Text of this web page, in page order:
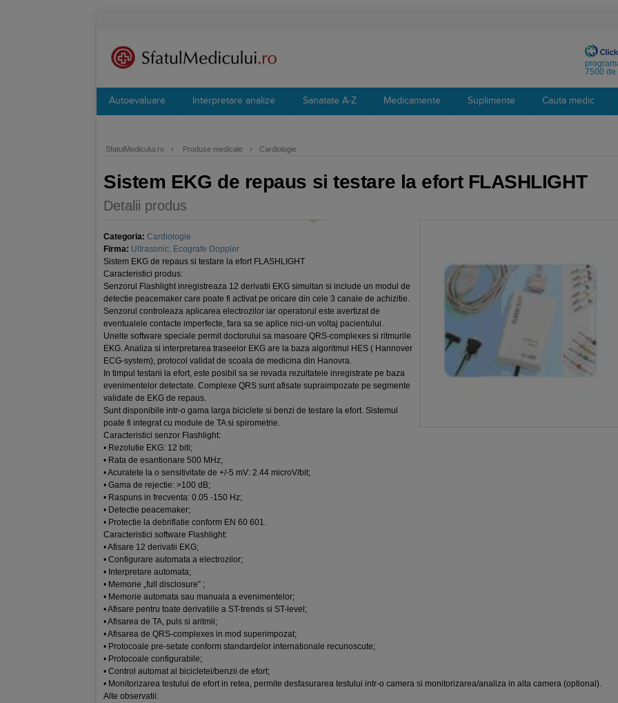
7500 de
Autoevaluare Interpretare analize Sanatate A-Z Medicamente Suplimente Cauta medic
SfatulMedicului.ro › Produse medicale › Cardiologie
Sistem EKG de repaus si testare la efort FLASHLIGHT
Detalii produs
Categoria: Cardiologie
Firma: Ultrasonic, Ecografe Doppler
Sistem EKG de repaus si testare la efort FLASHLIGHT
Caracteristici produs:
Senzorul Flashlight inregistreaza 12 derivatii EKG simultan si include un modul de
detectie peacemaker care poate fi activat pe oricare din cele 3 canale de achizitie.
Senzorul controleaza aplicarea electrozilor iar operatorul este avertizat de
eventualele contacte imperfecte, fara sa se aplice nici-un voltaj pacientului.
Unelte software speciale permit doctorului sa masoare QRS-complexes si ritmurile
EKG. Analiza si interpretarea traseelor EKG are la baza algoritmul HES ( Hannover
ECG-system), protocol validat de scoala de medicina din Hanovra.
In timpul testarii la efort, este posibil sa se revada rezultatele inregistrate pe baza
evenimentelor detectate. Complexe QRS sunt afisate supraimpozate pe segmente
validate de EKG de repaus.
Sunt disponibile intr-o gama larga biciclete si benzi de testare la efort. Sistemul
poate fi integrat cu module de TA si spirometrie.
Caracteristici senzor Flashlight:
• Rezolutie EKG: 12 biti;
• Rata de esantionare 500 MHz;
• Acuratete la o sensitivitate de +/-5 mV: 2.44 microV/bit;
• Gama de rejectie: >100 dB;
• Raspuns in frecventa: 0.05 -150 Hz;
• Detectie peacemaker;
• Protectie la debriflatie conform EN 60 601.
Caracteristici software Flashlight:
• Afisare 12 derivatii EKG;
• Configurare automata a electrozilor;
• Interpretare automata;
• Memorie „full disclosure” ;
• Memorie automata sau manuala a evenimentelor;
• Afisare pentru toate derivatiile a ST-trends si ST-level;
• Afisarea de TA, puls si aritmii;
• Afisarea de QRS-complexes in mod superimpozat;
• Protocoale pre-setate conform standardelor internationale recunoscute;
• Protocoale configurabile;
• Control automat al bicicletei/benzii de efort;
• Monitorizarea testului de efort in retea, permite desfasurarea testului intr-o camera si monitorizarea/analiza in alta camera (optional).
Alte observatii: